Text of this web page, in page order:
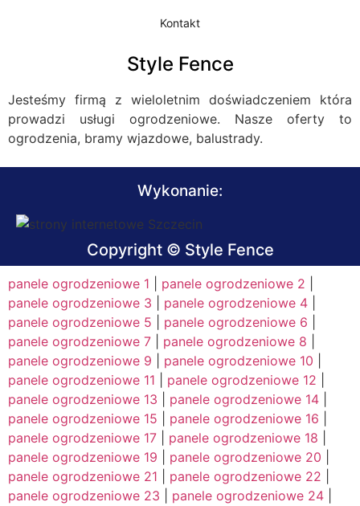
Kontakt
Style Fence
Jesteśmy firmą z wieloletnim doświadczeniem która
prowadzi usługi ogrodzeniowe. Nasze oferty to
ogrodzenia, bramy wjazdowe, balustrady.
Wykonanie:
Copyright © Style Fence
panele ogrodzeniowe 1 panele ogrodzeniowe 2
panele ogrodzeniowe 3
panele ogrodzeniowe 4
panele ogrodzeniowe 5
panele ogrodzeniowe 6
panele ogrodzeniowe 7
panele ogrodzeniowe 8
panele ogrodzeniowe 9
panele ogrodzeniowe 10
panele ogrodzeniowe 11
panele ogrodzeniowe 12
panele ogrodzeniowe 13
panele ogrodzeniowe 14
panele ogrodzeniowe 15
panele ogrodzeniowe 16
panele ogrodzeniowe 17
panele ogrodzeniowe 18
panele ogrodzeniowe 19
panele ogrodzeniowe 20
panele ogrodzeniowe 21
panele ogrodzeniowe 22
panele ogrodzeniowe 23
panele ogrodzeniowe 24